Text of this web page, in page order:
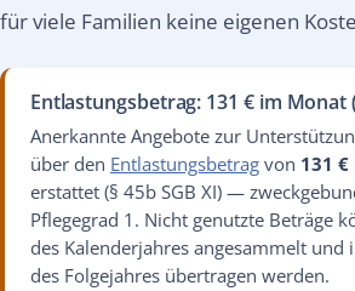
für viele Familien keine eigenen
Entlastungsbetrag: 131 € im Monat
Anerkannte Angebote zur
über den Entlastungsbetragvon 131
erstattet (§ 45b SGB XI) —
Pflegegrad 1. Nicht genutzte Beträge
des Kalenderjahres angesammelt und
des Folgejahres übertragen werden.